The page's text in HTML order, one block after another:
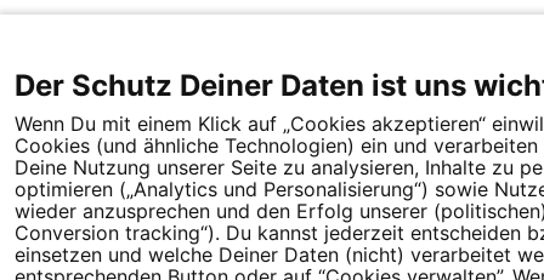
Der Schutz Deiner Daten ist uns
Wenn Du mit einem Klick auf „Cookies akzeptieren“
Cookies (und ähnliche Technologien) ein und
Deine Nutzung unserer Seite zu analysieren, Inhalte zu
optimieren („Analytics und Personalisierung“) sowie
wieder anzusprechen und den Erfolg unserer
Conversion tracking“). Du kannst jederzeit entscheiden
einsetzen und welche Deiner Daten (nicht) verarbeitet